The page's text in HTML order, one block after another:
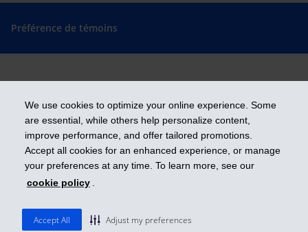
We use cookies to optimize your online experience. Some
are essential, while others help personalize content,
improve performance, and offer tailored promotions.
Accept all cookies for an enhanced experience, or manage
your preferences at any time. To learn more, see our
cookie policy .
Accept All Adjust my preferences
Préférence de témoins
Prendre les devants
iA Groupe financier est une marque de commerce et un autre nom sous
lequel l’Industrielle Alliance, Assurance et services financiers inc. exerce
ses activités.
ia.ca| 1 800 567-5670
© 2026 Industrielle Alliance, Assurance et services financiers inc.